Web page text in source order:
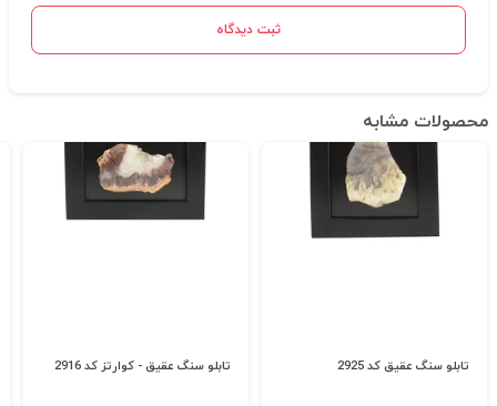
ثبت دیدگاه
محصولات مشابه
تابلو سنگ عقیق کد 2925 تابلو سنگ عقیق - کوارتز کد 2916